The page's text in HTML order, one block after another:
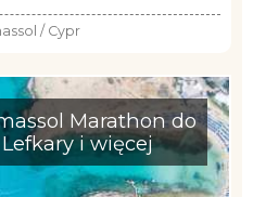
/ Cypr
Marathon do
i więcej